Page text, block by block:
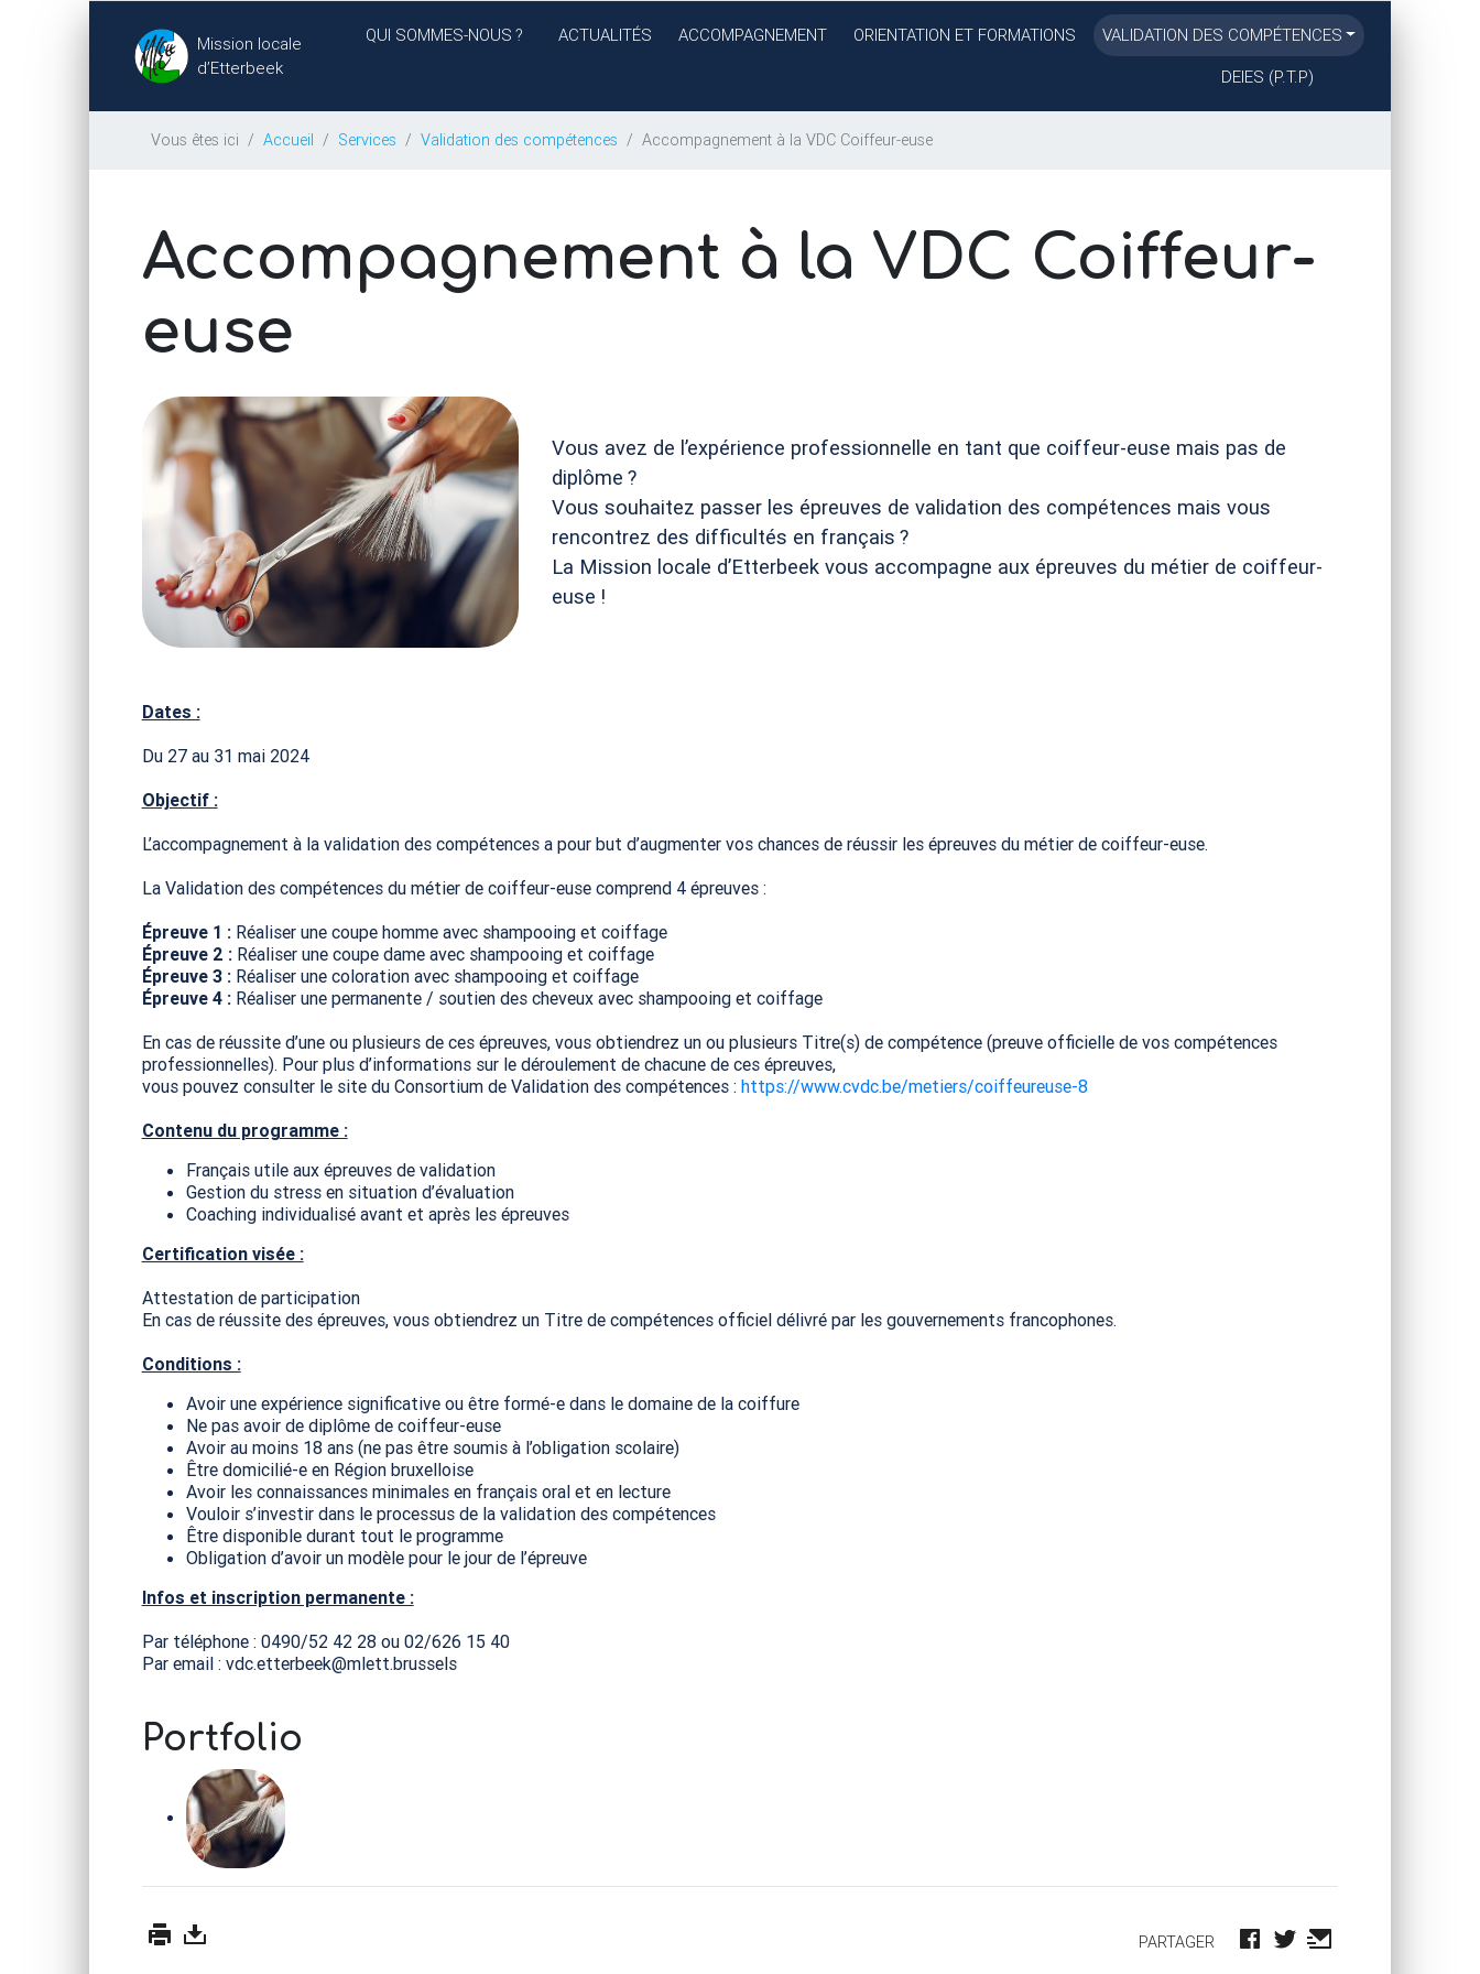
Mission locale
d’Etterbeek
QUI SOMMES-NOUS ? ACTUALITÉS ACCOMPAGNEMENT ORIENTATION ET FORMATIONS
VALIDATION DES COMPÉTENCES
DEIES (P.T.P)
Vous êtes ici Accueil Services Validation des compétences Accompagnement à la VDC Coiffeur-euse
Accompagnement à la VDC Coiffeur-
euse
Vous avez de l’expérience professionnelle en tant que coiffeur-euse mais pas de
diplôme ?
Vous souhaitez passer les épreuves de validation des compétences mais vous
rencontrez des difficultés en français ?
La Mission locale d’Etterbeek vous accompagne aux épreuves du métier de coiffeur-
euse !
Dates :
Du 27 au 31 mai 2024
Objectif :
L’accompagnement à la validation des compétences a pour but d’augmenter vos chances de réussir les épreuves du métier de coiffeur-euse.
La Validation des compétences du métier de coiffeur-euse comprend 4 épreuves :
Épreuve 1 :Réaliser une coupe homme avec shampooing et coiffage
Épreuve 2 :Réaliser une coupe dame avec shampooing et coiffage
Épreuve 3 : Réaliser une coloration avec shampooing et coiffage
Épreuve 4 :Réaliser une permanente / soutien des cheveux avec shampooing et coiffage
En cas de réussite d’une ou plusieurs de ces épreuves, vous obtiendrez un ou plusieurs Titre(s) de compétence (preuve officielle de vos compétences
professionnelles). Pour plus d’informations sur le déroulement de chacune de ces épreuves,
vous pouvez consulter le site du Consortium de Validation des compétences : https://www.cvdc.be/metiers/coiffeureuse-8
Contenu du programme :
Français utile aux épreuves de validation
Gestion du stress en situation d’évaluation
Coaching individualisé avant et après les épreuves
Certification visée :
Attestation de participation
En cas de réussite des épreuves, vous obtiendrez un Titre de compétences officiel délivré par les gouvernements francophones.
Conditions :
Avoir une expérience significative ou être formé-e dans le domaine de la coiffure
Ne pas avoir de diplôme de coiffeur-euse
Avoir au moins 18 ans (ne pas être soumis à l’obligation scolaire)
Être domicilié-e en Région bruxelloise
Avoir les connaissances minimales en français oral et en lecture
Vouloir s’investir dans le processus de la validation des compétences
Être disponible durant tout le programme
Obligation d’avoir un modèle pour le jour de l’épreuve
Infos et inscription permanente :
Par téléphone : 0490/52 42 28 ou 02/626 15 40
Par email : vdc.etterbeek@mlett.brussels
Portfolio
PARTAGER